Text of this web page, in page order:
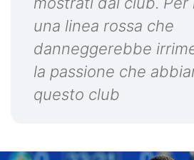
una linea rossa che
danneggerebbe
la passione che
questo club